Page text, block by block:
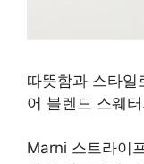
따뜻함과 스타일
어 블렌드 스웨
Marni 스트라이